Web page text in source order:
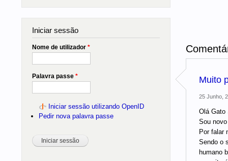
Muito
25 Junho,
Olá Gato
Sou
Por falar
Sendo o
humano
Iniciar sessão
Nome de utilizador *
Palavra passe *
Iniciar sessão utilizando OpenID
Pedir nova palavra passe